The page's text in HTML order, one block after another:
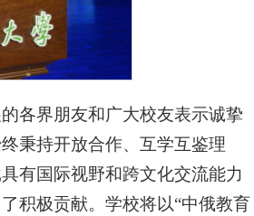
各界朋友和广大校友表示诚挚
秉持开放合作、互学互鉴理
有国际视野和跨文化交流能力
积极贡献。学校将以“中俄教育